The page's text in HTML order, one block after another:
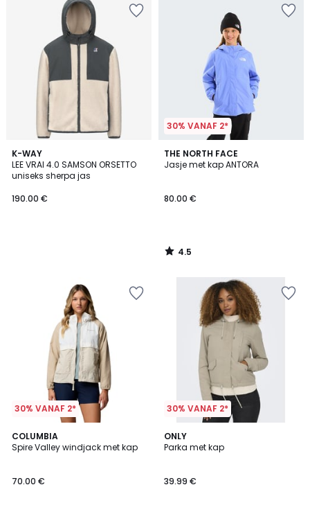
K-WAY
LEE VRAI 4.0 SAMSON ORSETTO
uniseks sherpa jas
190.00 €
30% VANAF 2*
THE NORTH FACE
Jasje met kap ANTORA
80.00 €
4.5
/ 5
4.5
/
30% VANAF 2*
COLUMBIA
Spire Valley windjack met kap
70.00 €
30% VANAF 2*
ONLY
Parka met kap
39.99 €
4.9
/ 5